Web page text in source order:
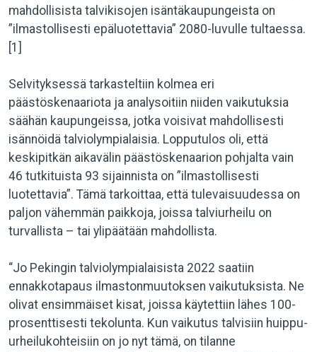
mahdollisista talvikisojen isäntäkaupungeista on
”ilmastollisesti epäluotettavia” 2080-luvulle tultaessa.
[1]
Selvityksessä tarkasteltiin kolmea eri
päästöskenaariota ja analysoitiin niiden vaikutuksia
säähän kaupungeissa, jotka voisivat mahdollisesti
isännöidä talviolympialaisia. Lopputulos oli, että
keskipitkän aikavälin päästöskenaarion pohjalta vain
46 tutkituista 93 sijainnista on ”ilmastollisesti
luotettavia”. Tämä tarkoittaa, että tulevaisuudessa on
paljon vähemmän paikkoja, joissa talviurheilu on
turvallista – tai ylipäätään mahdollista.
“Jo Pekingin talviolympialaisista 2022 saatiin
ennakkotapaus ilmastonmuutoksen vaikutuksista. Ne
olivat ensimmäiset kisat, joissa käytettiin lähes 100-
prosenttisesti tekolunta. Kun vaikutus talvisiin huippu-
urheilukohteisiin on jo nyt tämä, on tilanne